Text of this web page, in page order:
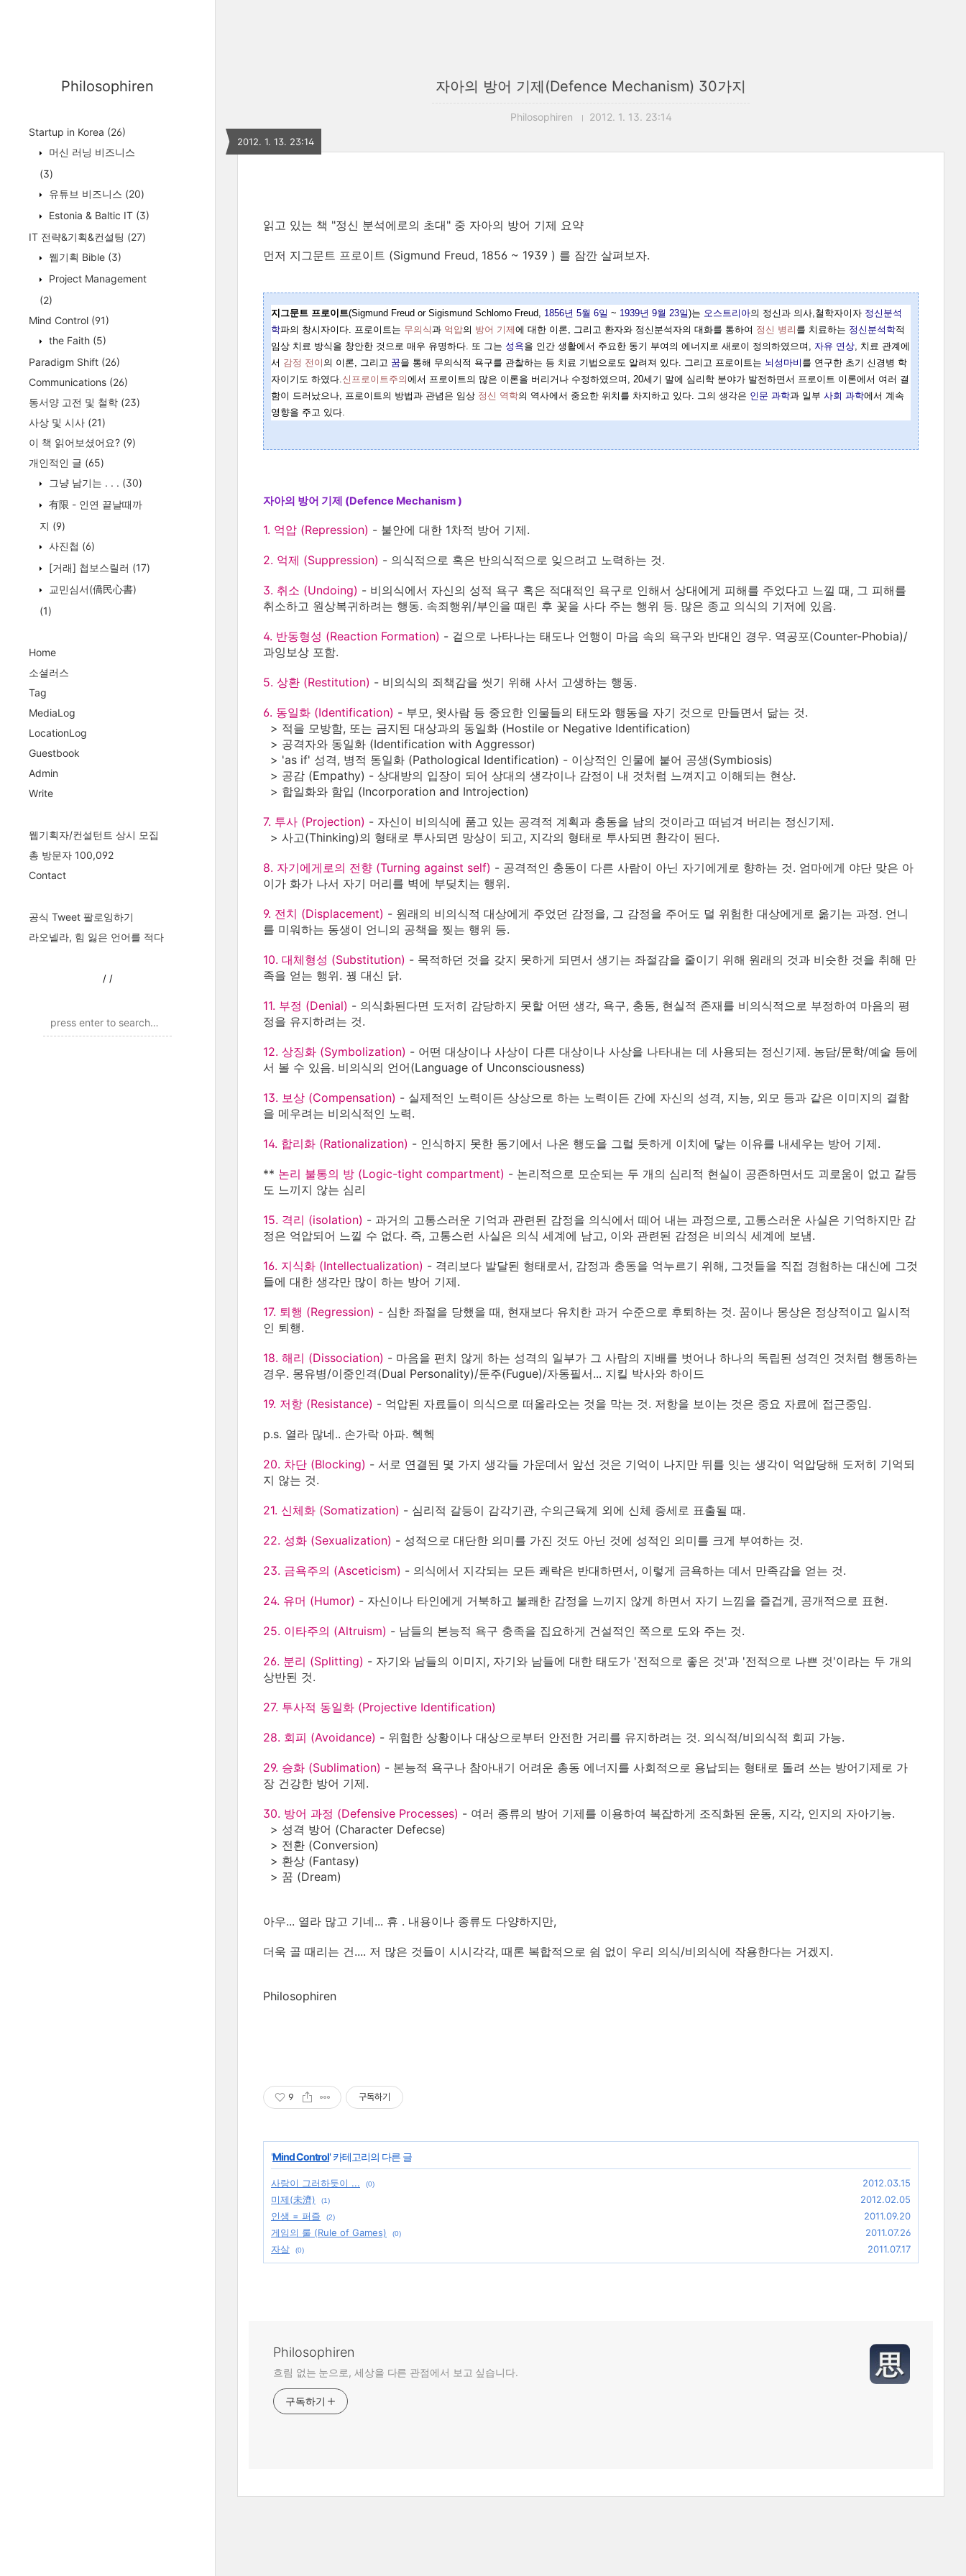
Philosophiren
Startup in Korea (26)
머신 러닝 비즈니스
(3)
유튜브 비즈니스 (20)
Estonia & Baltic IT (3)
IT 전략&기획&컨설팅 (27)
웹기획 Bible (3)
Project Management
(2)
Mind Control (91)
the Faith (5)
Paradigm Shift (26)
Communications (26)
동서양 고전 및 철학 (23)
사상 및 시사 (21)
이 책 읽어보셨어요? (9)
개인적인 글 (65)
그냥 남기는 . . . (30)
有限 - 인연 끝날때까
지 (9)
사진첩 (6)
[거래] 첩보스릴러 (17)
교민심서(僑民心書)
(1)
Home
소셜러스
Tag
MediaLog
LocationLog
Guestbook
Admin
Write
웹기획자/컨설턴트 상시 모집
총 방문자 100,092
Contact
공식 Tweet 팔로잉하기
라오넬라, 힘 잃은 언어를 적다
/ /
자아의 방어 기제(Defence Mechanism) 30가지
Philosophiren 2012. 1. 13. 23:14
2012. 1. 13. 23:14
읽고 있는 책 "정신 분석에로의 초대" 중 자아의 방어 기제 요약
먼저 지그문트 프로이트 (Sigmund Freud, 1856 ~ 1939 ) 를 잠깐 살펴보자.
지그문트 프로이트(Sigmund Freud or Sigismund Schlomo Freud, 1856년 5월 6일 ~ 1939년 9월 23일)는 오스트리아의 정신과 의사,철학자이자 정신분석
학파의 창시자이다. 프로이트는 무의식과 억압의 방어 기제에 대한 이론, 그리고 환자와 정신분석자의 대화를 통하여 정신 병리 를 치료하는 정신분석학적
임상 치료 방식을 창안한 것으로 매우 유명하다. 또 그는 성욕을 인간 생활에서 주요한 동기 부여의 에너지로 새로이 정의하였으며, 자유 연상, 치료 관계에
서 감정 전이 의 이론, 그리고 꿈을 통해 무의식적 욕구를 관찰하는 등 치료 기법으로도 알려져 있다. 그리고 프로이트는 뇌성마비 를 연구한 초기 신경병 학
자이기도 하였다.신프로이트주의에서 프로이트의 많은 이론을 버리거나 수정하였으며, 20세기 말에 심리학 분야가 발전하면서 프로이트 이론에서 여러 결
함이 드러났으나, 프로이트의 방법과 관념은 임상 정신 역학의 역사에서 중요한 위치를 차지하고 있다. 그의 생각은 인문 과학과 일부 사회 과학에서 계속
영향을 주고 있다.
자아의 방어 기제 (Defence Mechanism )
1. 억압 (Repression) - 불안에 대한 1차적 방어 기제.
2. 억제 (Suppression) - 의식적으로 혹은 반의식적으로 잊으려고 노력하는 것.
3. 취소 (Undoing) - 비의식에서 자신의 성적 욕구 혹은 적대적인 욕구로 인해서 상대에게 피해를 주었다고 느낄 때, 그 피해를
취소하고 원상복귀하려는 행동. 속죄행위/부인을 때린 후 꽃을 사다 주는 행위 등. 많은 종교 의식의 기저에 있음.
4. 반동형성 (Reaction Formation) - 겉으로 나타나는 태도나 언행이 마음 속의 욕구와 반대인 경우. 역공포(Counter-Phobia)/
과잉보상 포함.
5. 상환 (Restitution) - 비의식의 죄책감을 씻기 위해 사서 고생하는 행동.
6. 동일화 (Identification) - 부모, 윗사람 등 중요한 인물들의 태도와 행동을 자기 것으로 만들면서 닮는 것.
> 적을 모방함, 또는 금지된 대상과의 동일화 (Hostile or Negative Identification)
> 공격자와 동일화 (Identification with Aggressor)
> 'as if' 성격, 병적 동일화 (Pathological Identification) - 이상적인 인물에 붙어 공생(Symbiosis)
> 공감 (Empathy) - 상대방의 입장이 되어 상대의 생각이나 감정이 내 것처럼 느껴지고 이해되는 현상.
> 합일화와 함입 (Incorporation and Introjection)
7. 투사 (Projection) - 자신이 비의식에 품고 있는 공격적 계획과 충동을 남의 것이라고 떠넘겨 버리는 정신기제.
> 사고(Thinking)의 형태로 투사되면 망상이 되고, 지각의 형태로 투사되면 환각이 된다.
8. 자기에게로의 전향 (Turning against self) - 공격적인 충동이 다른 사람이 아닌 자기에게로 향하는 것. 엄마에게 야단 맞은 아
이가 화가 나서 자기 머리를 벽에 부딪치는 행위.
9. 전치 (Displacement) - 원래의 비의식적 대상에게 주었던 감정을, 그 감정을 주어도 덜 위험한 대상에게로 옮기는 과정. 언니
를 미워하는 동생이 언니의 공책을 찢는 행위 등.
10. 대체형성 (Substitution) - 목적하던 것을 갖지 못하게 되면서 생기는 좌절감을 줄이기 위해 원래의 것과 비슷한 것을 취해 만
족을 얻는 행위. 꿩 대신 닭.
11. 부정 (Denial) - 의식화된다면 도저히 감당하지 못할 어떤 생각, 욕구, 충동, 현실적 존재를 비의식적으로 부정하여 마음의 평
정을 유지하려는 것.
12. 상징화 (Symbolization) - 어떤 대상이나 사상이 다른 대상이나 사상을 나타내는 데 사용되는 정신기제. 농담/문학/예술 등에
서 볼 수 있음. 비의식의 언어(Language of Unconsciousness)
13. 보상 (Compensation) - 실제적인 노력이든 상상으로 하는 노력이든 간에 자신의 성격, 지능, 외모 등과 같은 이미지의 결함
을 메우려는 비의식적인 노력.
14. 합리화 (Rationalization) - 인식하지 못한 동기에서 나온 행도을 그럴 듯하게 이치에 닿는 이유를 내세우는 방어 기제.
** 논리 불통의 방 (Logic-tight compartment) - 논리적으로 모순되는 두 개의 심리적 현실이 공존하면서도 괴로움이 없고 갈등
도 느끼지 않는 심리
15. 격리 (isolation) - 과거의 고통스러운 기억과 관련된 감정을 의식에서 떼어 내는 과정으로, 고통스러운 사실은 기억하지만 감
정은 억압되어 느낄 수 없다. 즉, 고통스런 사실은 의식 세계에 남고, 이와 관련된 감정은 비의식 세계에 보냄.
16. 지식화 (Intellectualization) - 격리보다 발달된 형태로서, 감정과 충동을 억누르기 위해, 그것들을 직접 경험하는 대신에 그것
들에 대한 생각만 많이 하는 방어 기제.
17. 퇴행 (Regression) - 심한 좌절을 당했을 때, 현재보다 유치한 과거 수준으로 후퇴하는 것. 꿈이나 몽상은 정상적이고 일시적
인 퇴행.
18. 해리 (Dissociation) - 마음을 편치 않게 하는 성격의 일부가 그 사람의 지배를 벗어나 하나의 독립된 성격인 것처럼 행동하는
경우. 몽유병/이중인격(Dual Personality)/둔주(Fugue)/자동필서... 지킬 박사와 하이드
19. 저항 (Resistance) - 억압된 자료들이 의식으로 떠올라오는 것을 막는 것. 저항을 보이는 것은 중요 자료에 접근중임.
p.s. 열라 많네.. 손가락 아파. 헥헥
20. 차단 (Blocking) - 서로 연결된 몇 가지 생각들 가운데서 앞선 것은 기억이 나지만 뒤를 잇는 생각이 억압당해 도저히 기억되
지 않는 것.
21. 신체화 (Somatization) - 심리적 갈등이 감각기관, 수의근육계 외에 신체 증세로 표출될 때.
22. 성화 (Sexualization) - 성적으로 대단한 의미를 가진 것도 아닌 것에 성적인 의미를 크게 부여하는 것.
23. 금욕주의 (Asceticism) - 의식에서 지각되는 모든 쾌락은 반대하면서, 이렇게 금욕하는 데서 만족감을 얻는 것.
24. 유머 (Humor) - 자신이나 타인에게 거북하고 불쾌한 감정을 느끼지 않게 하면서 자기 느낌을 즐겁게, 공개적으로 표현.
25. 이타주의 (Altruism) - 남들의 본능적 욕구 충족을 집요하게 건설적인 쪽으로 도와 주는 것.
26. 분리 (Splitting) - 자기와 남들의 이미지, 자기와 남들에 대한 태도가 '전적으로 좋은 것'과 '전적으로 나쁜 것'이라는 두 개의
상반된 것.
27. 투사적 동일화 (Projective Identification)
28. 회피 (Avoidance) - 위험한 상황이나 대상으로부터 안전한 거리를 유지하려는 것. 의식적/비의식적 회피 가능.
29. 승화 (Sublimation) - 본능적 욕구나 참아내기 어려운 총동 에너지를 사회적으로 용납되는 형태로 돌려 쓰는 방어기제로 가
장 건강한 방어 기제.
30. 방어 과정 (Defensive Processes) - 여러 종류의 방어 기제를 이용하여 복잡하게 조직화된 운동, 지각, 인지의 자아기능.
> 성격 방어 (Character Defecse)
> 전환 (Conversion)
> 환상 (Fantasy)
> 꿈 (Dream)
아우... 열라 많고 기네... 휴 . 내용이나 종류도 다양하지만,
더욱 골 때리는 건.... 저 많은 것들이 시시각각, 때론 복합적으로 쉼 없이 우리 의식/비의식에 작용한다는 거겠지.
Philosophiren
9 구독하기
'Mind Control' 카테고리의 다른 글
사랑이 그러하듯이 ... (0)
2012.03.15
미제(未濟)
(1)
2012.02.05
인생 = 퍼즐
(2)
2011.09.20
게임의 룰 (Rule of Games)
(0)
2011.07.26
자살
(0) 2011.07.17
Philosophiren
흐림 없는 눈으로, 세상을 다른 관점에서 보고 싶습니다.
구독하기